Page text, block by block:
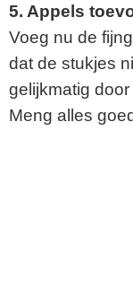
5. Appels
Voeg nu de
dat de stukjes
gelijkmatig
Meng alles